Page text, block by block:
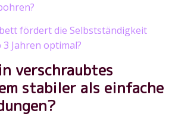
fördert die Selbstständigkeit
Jahren optimal?
verschraubtes
stabiler als einfache